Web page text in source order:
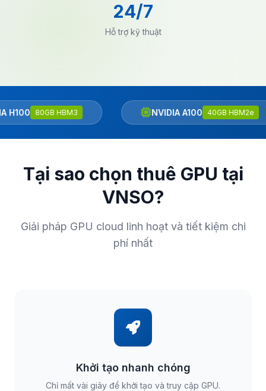
24/7
Hỗ trợ kỹ thuật
80GB HBM3 NVIDIA A100 40GB HBM2e
Tại sao chọn thuê GPU tại
VNSO?
Giải pháp GPU cloud linh hoạt và tiết kiệm chi
phí nhất
Khởi tạo nhanh chóng
Chỉ mất vài giây để khởi tạo và truy cập GPU.